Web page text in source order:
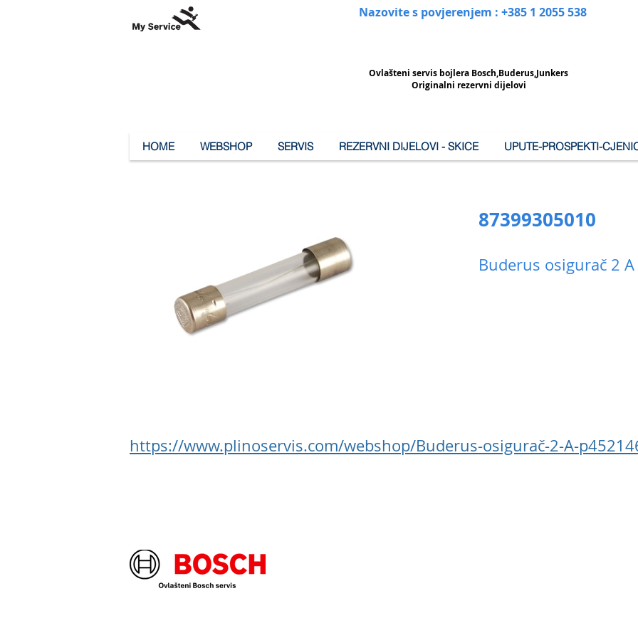
Nazovite s povjerenjem : +385 1 2055 538
Ovlašteni servis bojlera Bosch,Buderus,Junkers
Originalni rezervni dijelovi
HOME WEBSHOP SERVIS REZERVNI DIJELOVI - SKICE UPUTE-PROSPEKTI-
87399305010
Buderus osigurač 2 A
https://www.plinoservis.com/webshop/Buderus-osigurač-2-A-